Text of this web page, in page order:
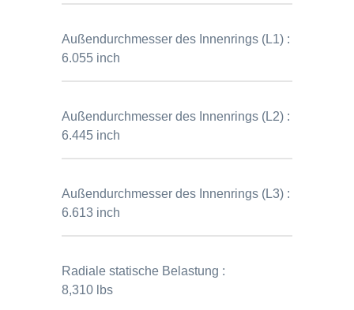
Außendurchmesser des Innenrings (L1) :
6.055 inch
Außendurchmesser des Innenrings (L2) :
6.445 inch
Außendurchmesser des Innenrings (L3) :
6.613 inch
Radiale statische Belastung :
8,310 lbs